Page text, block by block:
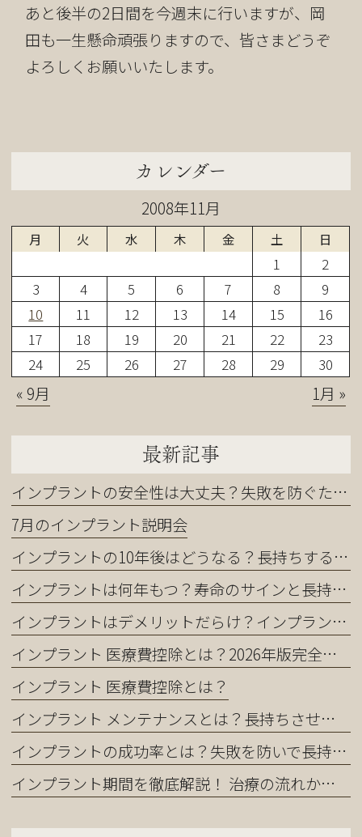
あと後半の2日間を今週末に行いますが、岡
田も一生懸命頑張りますので、皆さまどうぞ
よろしくお願いいたします。
カレンダー
2008年11月
月 火 水 木 金 土 日
1
2
3
4 5 6 7 8
9
10
11 12 13 14 15
16
17
18 19 20 21 22
23
24
25 26 27 28 29 30
« 9月 1月 »
最新記事
インプラントの安全性は大丈夫？失敗を防ぐために知るべきこと
7月のインプラント説明会
インプラントの10年後はどうなる？長持ちする人・しない人の違い
インプラントは何年もつ？寿命のサインと長持ちさせるコツ
インプラントはデメリットだらけ？インプラントを正直に解説｜それでも選ばれる理由とは
インプラント 医療費控除とは？2026年版完全ガイド｜還付金を最大化する申請方法
インプラント 医療費控除とは？
インプラント メンテナンスとは？長持ちさせるために知っておくべき全てのこと
インプラントの成功率とは？失敗を防いで長持ちさせる完全ガイド
インプラント期間を徹底解説！ 治療の流れから短縮方法まで完全ガイド